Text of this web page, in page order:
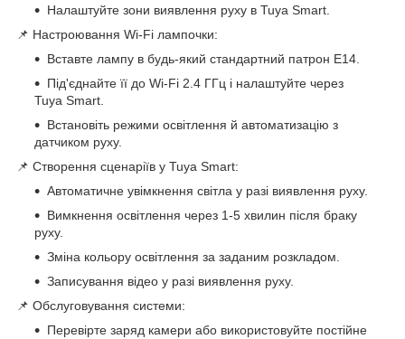
Налаштуйте зони виявлення руху в Tuya Smart.
📌 Настроювання Wi-Fi лампочки:
Вставте лампу в будь-який стандартний патрон E14.
Під'єднайте її до Wi-Fi 2.4 ГГц і налаштуйте через
Tuya Smart.
Встановіть режими освітлення й автоматизацію з
датчиком руху.
📌 Створення сценаріїв у Tuya Smart:
Автоматичне увімкнення світла у разі виявлення руху.
Вимкнення освітлення через 1-5 хвилин після браку
руху.
Зміна кольору освітлення за заданим розкладом.
Записування відео у разі виявлення руху.
📌 Обслуговування системи:
Перевірте заряд камери або використовуйте постійне